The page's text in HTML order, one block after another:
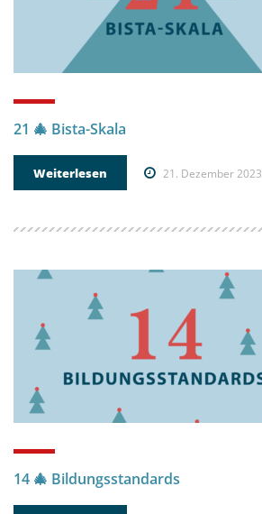
21 🎄 Bista-Skala
Weiterlesen 21. Dezember 2023
14 🎄 Bildungsstandards